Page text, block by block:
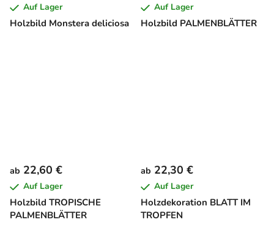
Holzbild Monstera deliciosa
Auf Lager
Holzbild PALMENBLÄTTER
Auf Lager
Holzbild TROPISCHE
PALMENBLÄTTER
ab 22,60 €
Auf Lager
Holzdekoration BLATT IM
TROPFEN
ab 22,30 €
Auf Lager